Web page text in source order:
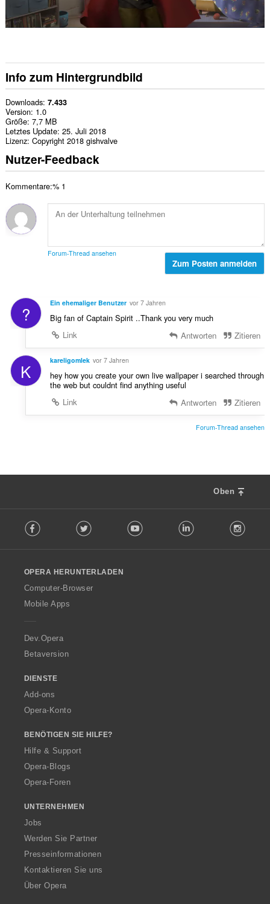
Info zum Hintergrundbild
Downloads 7.433
Version 1.0
Größe 7,7 MB
Letztes Update 25. Juli 2018
Lizenz Copyright 2018 gishvalve
Nutzer-Feedback
Kommentare:% 1
Forum-Thread ansehen
Zum Posten anmelden
? Ein ehemaliger Benutzer vor 7 Jahren
Big fan of Captain Spirit ..Thank you very much
Link
Antworten Zitieren
K kareligomlek vor 7 Jahren
hey how you create your own live wallpaper i searched through
the web but couldnt find anything useful
Link
Antworten Zitieren
Forum-Thread ansehen
Oben
o
w
O
p
a
Facebook Twitter Youtube LinkedIn
OPERA HERUNTERLADEN
Computer-Browser
Mobile Apps
Dev.Opera
Betaversion
DIENSTE
Add-ons
Opera-Konto
BENÖTIGEN SIE HILFE?
Hilfe & Support
Opera-Blogs
Opera-Foren
UNTERNEHMEN
Jobs
Werden Sie Partner
Presseinformationen
Kontaktieren Sie uns
Über Opera